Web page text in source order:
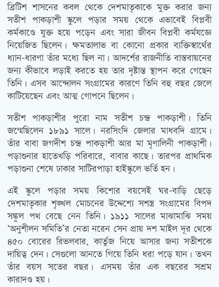
ব্রিটিশ শাসনের কবল থেকে দেশমাতৃকাকে মুক্ত করার জন্য
সতীশ পাকড়াশী স্কুলে পড়ার সময় থেকে এভাবেই বিপ্লবী
কর্মকাণ্ডে যুক্ত হয়ে পড়েন এবং সারা জীবন বিপ্লবী কর্মযজ্ঞে
নিয়েজিত ছিলেন। ক্ষমতালাভ বা কোনো প্রকার ব্যক্তিস্বার্থের
ধ্যান-ধারণা তাঁর মধ্যে ছিল না। আদর্শের রাজনীতি বাস্তবায়নের
জন্য কীভাবে লড়াই করতে হয় তার দৃষ্টান্ত স্থাপন করে গেছেন
তিনি। এসব আন্দোলন সংগ্রামের কারণে তিনি বহু বছর জেলে
কাটিয়েছেন এবং আত্ম গোপনে ছিলেন।
সতীশ পাকড়াশীর পুরো নাম সতীশ চন্দ্র পাকড়াশী। তিনি
জন্মেছিলেন ১৮৯১ সালে। নরসিংদি জেলার মাধবদি গ্রামে।
তাঁর বাবা জগদীশ চন্দ্র পাকড়াশী আর মা মৃণালিনী পাকড়াশী।
পড়াশুনার হাতেখড়ি পরিবারে, বাবার কাছে। তারপর প্রাথমিক
পড়াশুনা শেষে ঢাকার সাটিরপাড়া হাইস্কুলে ভর্তি হন।
এই স্কুলে পড়ার সময় কিশোর বয়সেই ঘর-বাড়ি ছেড়ে
দেশমাতৃকার শৃঙ্খল মোচনের উদ্দেশ্যে সশস্ত্র সংগ্রামের বিপদ
সঙ্কুল পথ বেছে নেন তিনি। ১৯১১ সালের মাঝামাঝি সময়
‘অনুশীলন সমিতি’র নেতা নরেন সেন প্রায় দশ মাইল দূর থেকে
৪৫০ বোরের রিভলবার, কার্তুজ নিয়ে আসার জন্য সতীশকে
দায়িত্ব দেন। সেগুলো আনতে গিয়ে তিনি ধরা পড়ে যান। তখন
তাঁর বয়স সতের বছর। এসময় তাঁর এক বছরের সশ্রম
কারাদণ্ড হয়।